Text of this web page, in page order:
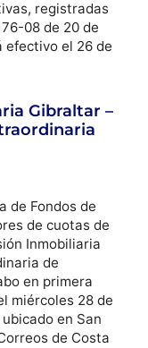
registradas
08 de 20 de
efectivo el 26 de
Gibraltar –
de Fondos de
de cuotas de
Inmobiliaria
de
en primera
miércoles 28 de
en San
de Costa